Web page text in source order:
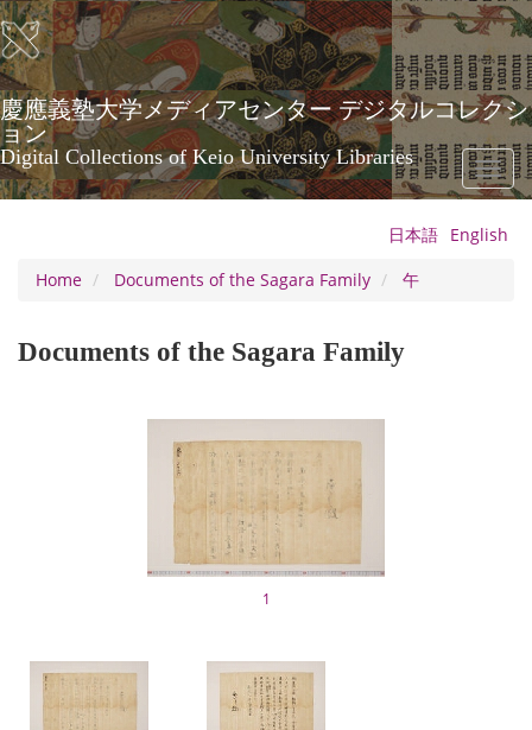
Skip
to
main
content
慶應義塾大学メディアセンター デジタルコレクシ
ョン
Digital Collections of Keio University Libraries
Toggle
日本語 English
Home
Documents of the Sagara Family 午
Documents of the Sagara Family
1